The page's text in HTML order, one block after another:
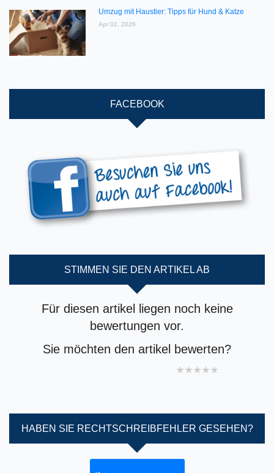
Umzug mit Haustier: Tipps für Hund & Katze
Apr 02, 2026
FACEBOOK
STIMMEN SIE DEN ARTIKEL AB
Für diesen artikel liegen noch keine
bewertungen vor.
Sie möchten den artikel bewerten?
4 stars
3 stars
2 stars
1 star
HABEN SIE RECHTSCHREIBFEHLER GESEHEN?